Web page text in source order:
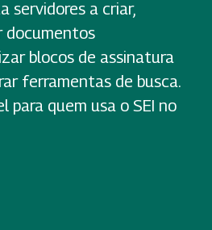
servidores a criar,
documentos
blocos de assinatura
ferramentas de busca.
para quem usa o SEI no